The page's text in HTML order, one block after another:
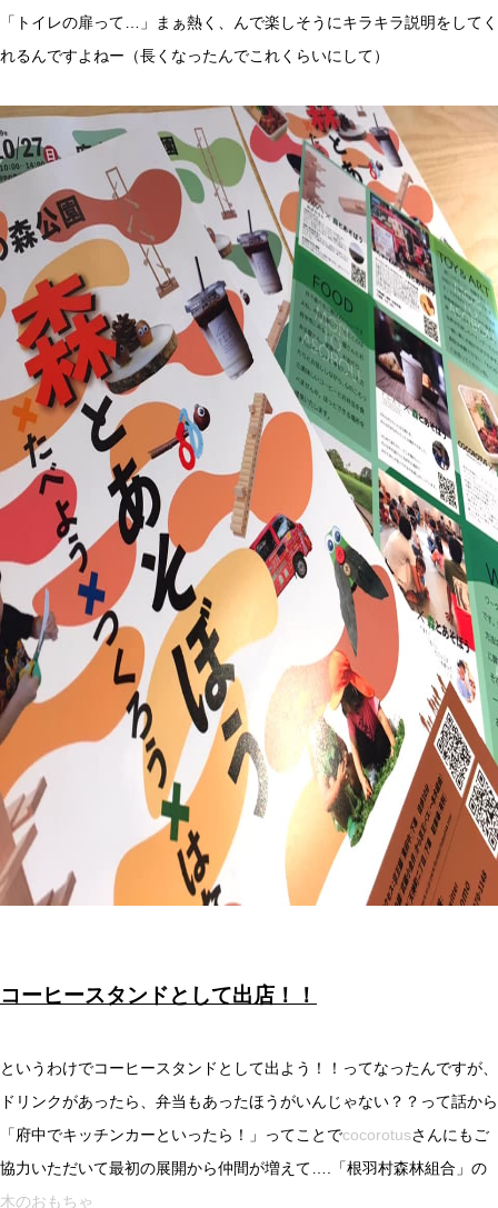
「トイレの扉って…」まぁ熱く、んで楽しそうにキラキラ説明をしてく
れるんですよねー（長くなったんでこれくらいにして）
コーヒースタンドとして出店！！
というわけでコーヒースタンドとして出よう！！ってなったんですが、
ドリンクがあったら、弁当もあったほうがいんじゃない？？って話から
「府中でキッチンカーといったら！」ってことでcocorotusさんにもご
協力いただいて最初の展開から仲間が増えて….「根羽村森林組合」の
木のおもちゃ